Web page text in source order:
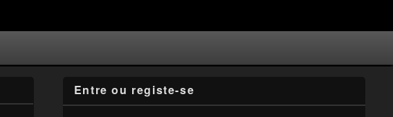
Entre ou registe-se